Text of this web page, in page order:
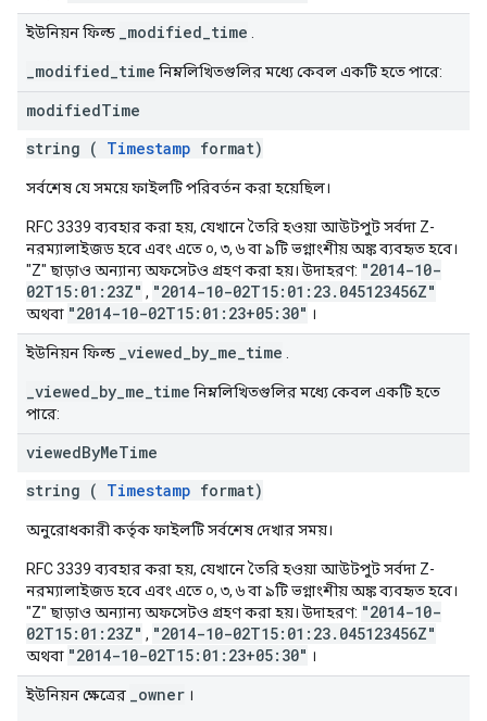
ইউনিয়ন ফিল্ড _modified_time
_modified_time নিম্নলিখিতগুলির মধ্যে কেবল একটি হতে পারে:
modifiedTime
string ( Timestamp format)
সর্বশেষ যে সময়ে ফাইলটি পরিবর্তন করা হয়েছিল।
RFC 3339 ব্যবহার করা হয়, যেখানে তৈরি হওয়া আউটপুট সর্বদা Z-
নরম্যালাইজড হবে এবং এতে ০, ৩, ৬ বা ৯টি ভগ্নাংশীয় অঙ্ক ব্যবহৃত হবে।
"Z" ছাড়াও অন্যান্য অফসেটও গ্রহণ করা হয়। উদাহরণ: "2014-10-
02T15:01:23Z" , "2014-10-02T15:01:23.045123456Z"
অথবা "2014-10-02T15:01:23+05:30" ।
ইউনিয়ন ফিল্ড _viewed_by_me_time
_viewed_by_me_time নিম্নলিখিতগুলির মধ্যে কেবল একটি হতে
পারে:
viewedByMeTime
string ( Timestamp format)
অনুরোধকারী কর্তৃক ফাইলটি সর্বশেষ দেখার সময়।
RFC 3339 ব্যবহার করা হয়, যেখানে তৈরি হওয়া আউটপুট সর্বদা Z-
নরম্যালাইজড হবে এবং এতে ০, ৩, ৬ বা ৯টি ভগ্নাংশীয় অঙ্ক ব্যবহৃত হবে।
"Z" ছাড়াও অন্যান্য অফসেটও গ্রহণ করা হয়। উদাহরণ: "2014-10-
02T15:01:23Z" , "2014-10-02T15:01:23.045123456Z"
অথবা "2014-10-02T15:01:23+05:30" ।
ইউনিয়ন ক্ষেত্রের _owner ।